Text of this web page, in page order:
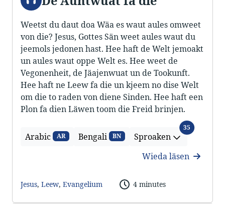
Weetst du daut doa Wäa es waut aules omweet
von die? Jesus, Gottes Sän weet aules waut du
jeemols jedonen hast. Hee haft de Welt jemoakt
un aules waut oppe Welt es. Hee weet de
Vegonenheit, de Jäajenwuat un de Tookunft.
Hee haft ne Leew fa die un kjeem no dise Welt
om die to raden von diene Sinden. Hee haft een
Plon fa dien Läwen toom die Freid brinjen.
Arabic AR Bengali BN Sproaken
35 Sproaken
Wieda läsen
Jesus, Leew, Evangelium 4 minutes